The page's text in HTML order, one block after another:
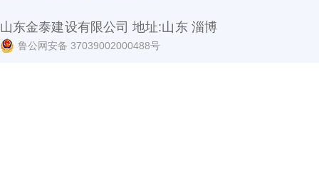
山东金泰建设有限公司 地址:山东 淄博
鲁公网安备 37039002000488号